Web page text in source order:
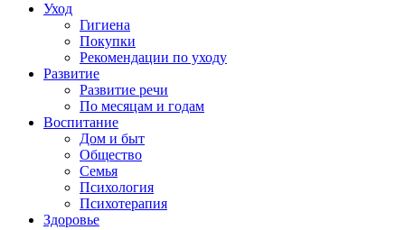
Уход
Гигиена
Покупки
Рекомендации по уходу
Развитие
Развитие речи
По месяцам и годам
Воспитание
Дом и быт
Общество
Семья
Психология
Психотерапия
Здоровье